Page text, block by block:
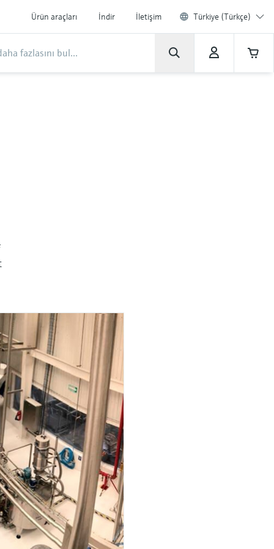
Ürün araçları İndir İletişim Türkiye (Türkçe)